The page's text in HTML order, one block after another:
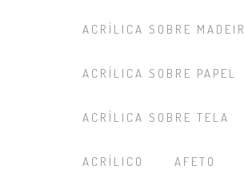
ACRÍLICA SOBRE
ACRÍLICA SOBRE PAPEL
ACRÍLICA SOBRE TELA
ACRÍLICO AFETO